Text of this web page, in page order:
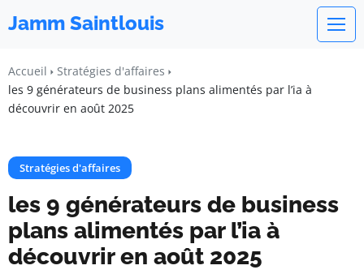
Jamm Saintlouis
Accueil
Stratégies d'affaires
les 9 générateurs de business plans alimentés par l’ia à
découvrir en août 2025
Stratégies d'affaires
les 9 générateurs de business
plans alimentés par l’ia à
découvrir en août 2025